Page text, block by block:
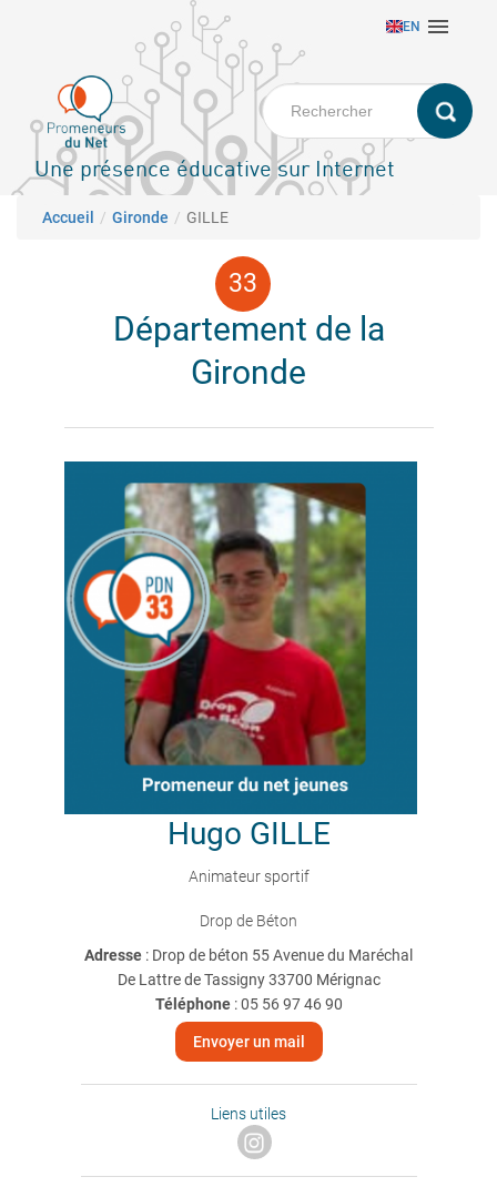
principal
EN 
Une présence éducative sur Internet
Fil d'Ariane
Accueil Gironde GILLE
Département de la
Gironde
Hugo GILLE
Animateur sportif
Drop de Béton
Adresse : Drop de béton 55 Avenue du Maréchal
De Lattre de Tassigny 33700 Mérignac
Téléphone:05 56 97 46 90
Envoyer un mail
Liens utiles